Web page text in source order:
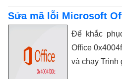
Sửa mã lỗi Microsoft
Để khắc
Office
và chạy Trình